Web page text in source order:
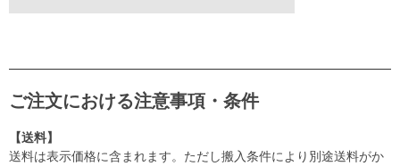
ご注文における注意事項・条件
【送料】
送料は表示価格に含まれます。ただし搬入条件により別途送料がか